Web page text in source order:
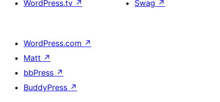
WordPress.tv ↗
Swag ↗
WordPress.com ↗
Matt ↗
bbPress ↗
BuddyPress ↗